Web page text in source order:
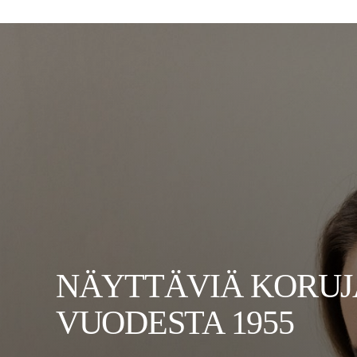
NÄYTTÄVIÄ
VUODESTA 1955